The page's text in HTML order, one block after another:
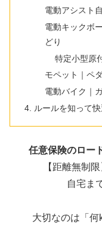
電動アシスト
電動キックボ
どり
特定小型原
モペット｜ペ
電動バイク｜
ルールを知って
任意保険のロー
【距離無制
自宅ま
大切なのは「何